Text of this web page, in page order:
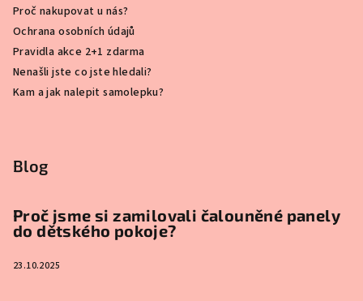
Proč nakupovat u nás?
Ochrana osobních údajů
Pravidla akce 2+1 zdarma
Nenašli jste co jste hledali?
Kam a jak nalepit samolepku?
Blog
Proč jsme si zamilovali čalouněné panely
do dětského pokoje?
23.10.2025